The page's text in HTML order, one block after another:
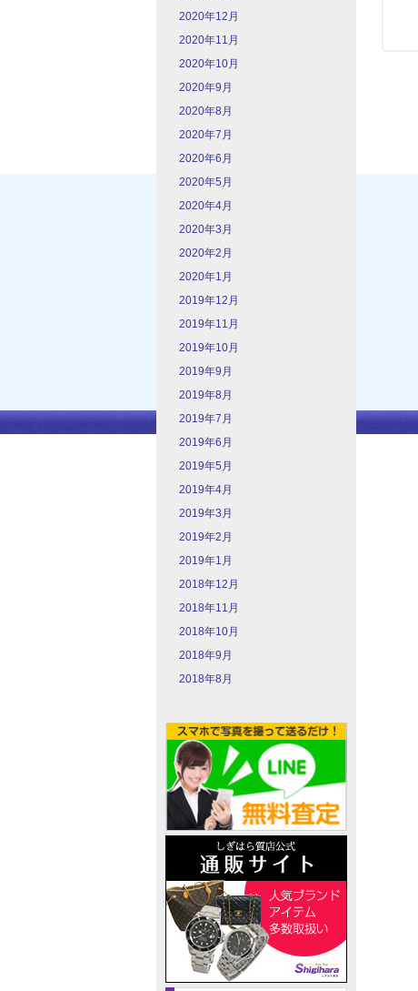
2020年12月
2020年11月
2020年10月
2020年9月
2020年8月
2020年7月
2020年6月
2020年5月
2020年4月
2020年3月
2020年2月
2020年1月
2019年12月
2019年11月
2019年10月
2019年9月
2019年8月
2019年7月
2019年6月
2019年5月
2019年4月
2019年3月
2019年2月
2019年1月
2018年12月
2018年11月
2018年10月
2018年9月
2018年8月
（株）鴫原質店
宮城県仙台市若林区二軒茶屋１－１
（榴ヶ岡駅・連坊駅より徒歩8分。詳しくは
定休日 日曜・祝日